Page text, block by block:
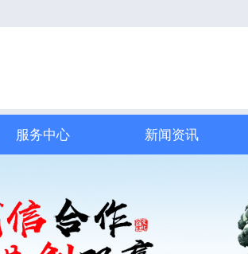
服务中心 新闻资讯